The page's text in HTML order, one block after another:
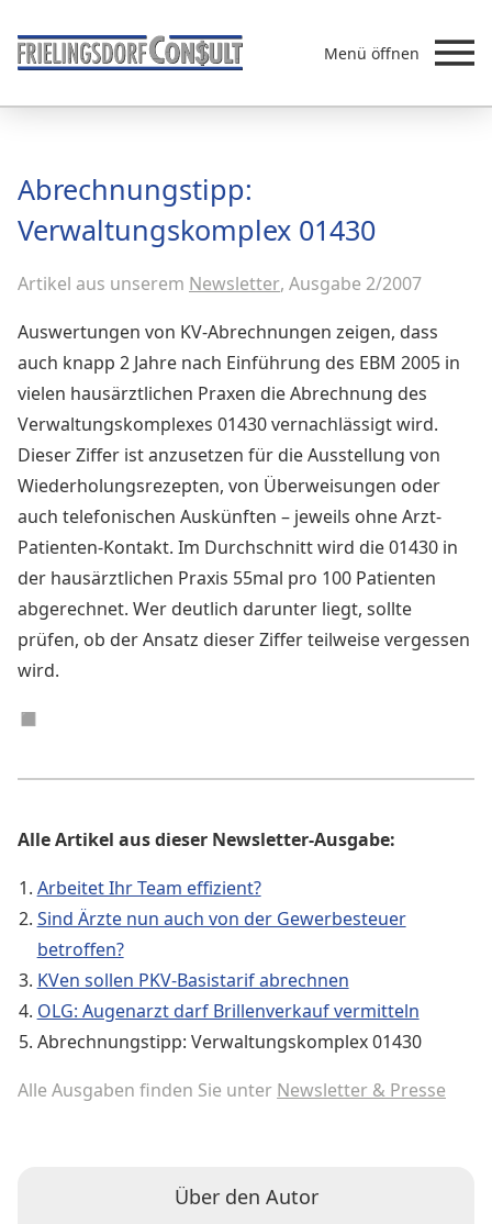
Menü öffnen
Beratung
Akademie
MVZ/Ärztenetze
Über uns
Newsletter & Presse
Abrechnungstipp:
Verwaltungskomplex 01430
Artikel aus unserem Newsletter, Ausgabe 2/2007
Auswertungen von KV-Abrechnungen zeigen, dass
auch knapp 2 Jahre nach Einführung des EBM 2005 in
vielen hausärztlichen Praxen die Abrechnung des
Verwaltungskomplexes 01430 vernachlässigt wird.
Dieser Ziffer ist anzusetzen für die Ausstellung von
Wiederholungsrezepten, von Überweisungen oder
auch telefonischen Auskünften – jeweils ohne Arzt-
Patienten-Kontakt. Im Durchschnitt wird die 01430 in
der hausärztlichen Praxis 55mal pro 100 Patienten
abgerechnet. Wer deutlich darunter liegt, sollte
prüfen, ob der Ansatz dieser Ziffer teilweise vergessen
wird.
◼︎
Alle Artikel aus dieser Newsletter-Ausgabe:
Arbeitet Ihr Team effizient?
Sind Ärzte nun auch von der Gewerbesteuer
betroffen?
KVen sollen PKV-Basistarif abrechnen
OLG: Augenarzt darf Brillenverkauf vermitteln
Abrechnungstipp: Verwaltungskomplex 01430
Alle Ausgaben finden Sie unter Newsletter & Presse
Über den Autor